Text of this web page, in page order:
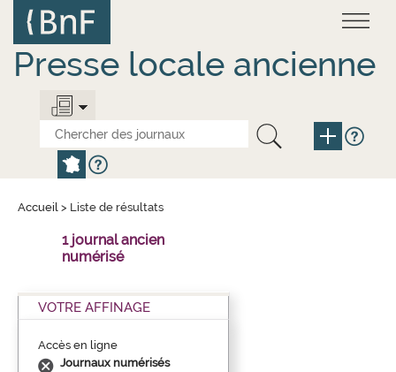
contenu
principal
Presse locale ancienne
Accueil > Liste de résultats
1 journal ancien
numérisé
VOTRE AFFINAGE
Accès en ligne
Journaux numérisés
Panneau de gestion des cookies